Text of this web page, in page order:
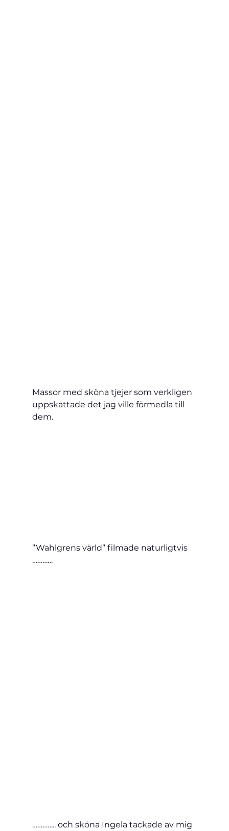
Massor med sköna tjejer som verkligen
uppskattade det jag ville förmedla till
dem.
”Wahlgrens värld” filmade naturligtvis
…………
………….. och sköna Ingela tackade av mig